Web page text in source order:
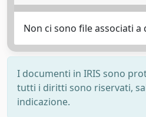
Non ci sono file associati
I documenti in IRIS sono
tutti i diritti sono riservati,
indicazione.